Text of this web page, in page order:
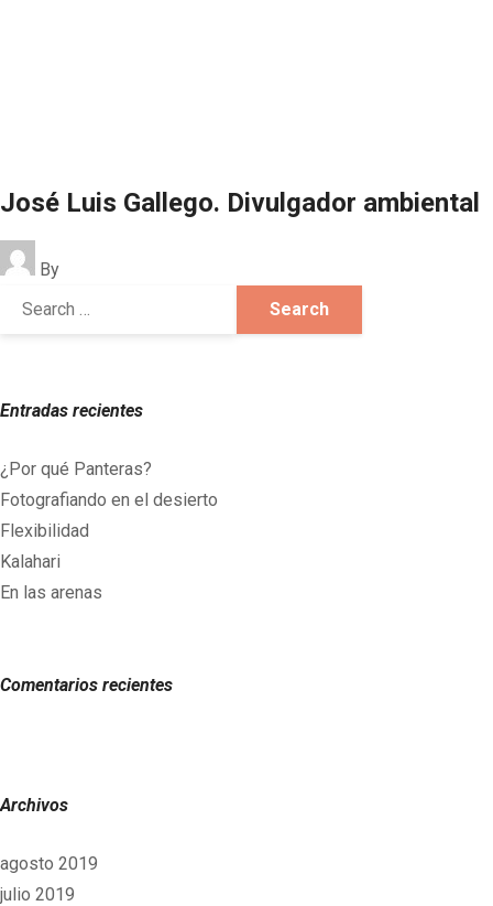
José Luis Gallego. Divulgador ambiental
By
Entradas recientes
¿Por qué Panteras?
Fotografiando en el desierto
Flexibilidad
Kalahari
En las arenas
Comentarios recientes
Archivos
agosto 2019
julio 2019